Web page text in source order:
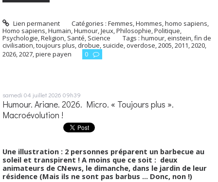
Lien permanent Catégories :Femmes,Hommes, homo sapiens,
Homo sapiens,Humain,Humour,Jeux,Philosophie,Politique,
Psychologie,Religion, Santé, Science Tags : humour,einstein,fin de
civilisation,toujours plus, drobue, suicide, overdose,2005,2011,2020,
2026,2027,piere payen 0
samedi 04 juillet 2026 09h39
Humour. Ariane. 2026. Micro. « Toujours plus ».
Macroévolution !
Une illustration : 2 personnes préparent un barbecue au
soleil et transpirent ! A moins que ce soit : deux
animateurs de CNews, le dimanche, dans le jardin de leur
résidence (Mais ils ne sont pas barbus ... Donc, non !)